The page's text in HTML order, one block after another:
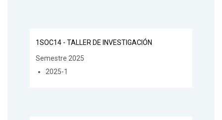
1SOC14 - TALLER DE INVESTIGACIÓN
Semestre 2025
2025-1